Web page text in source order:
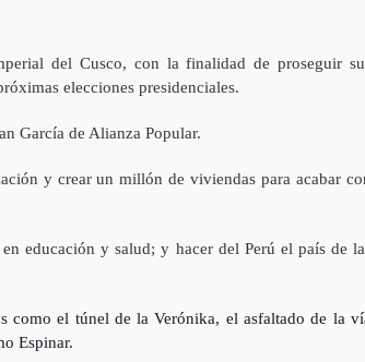
del Cusco, con la finalidad de proseguir
elecciones presidenciales.
García de Alianza Popular.
y crear un millón de viviendas para acabar
educación y salud; y hacer del Perú el país de
como el túnel de la Verónika, el asfaltado de la
Espinar.